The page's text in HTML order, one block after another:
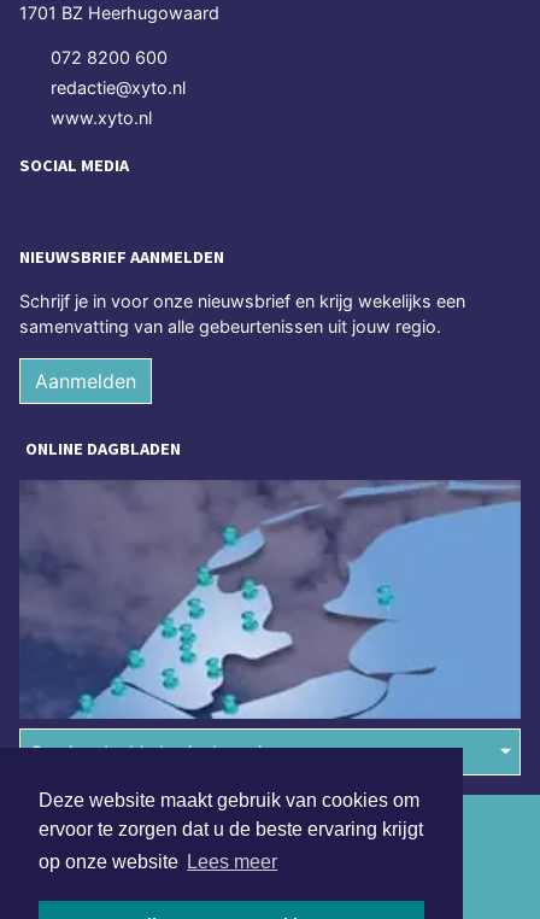
Deze website maakt gebruik van cookies om
ervoor te zorgen dat u de beste ervaring krijgt
op onze website Lees meer
1701 BZ Heerhugowaard
072 8200 600
redactie@xyto.nl
www.xyto.nl
SOCIAL MEDIA
NIEUWSBRIEF AANMELDEN
Schrijf je in voor onze nieuwsbrief en krijg wekelijks een
samenvatting van alle gebeurtenissen uit jouw regio.
Aanmelden
ONLINE DAGBLADEN
Overige dagbladen in de regio
Algemene voorwaarden
Disclaimer